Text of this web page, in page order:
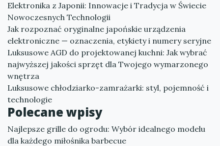
Elektronika z Japonii: Innowacje i Tradycja w Świecie
Nowoczesnych Technologii
Jak rozpoznać oryginalne japońskie urządzenia
elektroniczne — oznaczenia, etykiety i numery seryjne
Luksusowe AGD do projektowanej kuchni: Jak wybrać
najwyższej jakości sprzęt dla Twojego wymarzonego
wnętrza
Luksusowe chłodziarko-zamrażarki: styl, pojemność i
technologie
Polecane wpisy
Najlepsze grille do ogrodu: Wybór idealnego modelu
dla każdego miłośnika barbecue